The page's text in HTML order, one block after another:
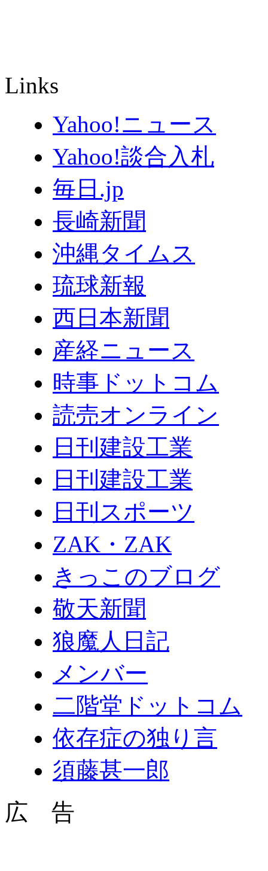
Links
Yahoo!ニュース
Yahoo!談合入札
毎日.jp
長崎新聞
沖縄タイムス
琉球新報
西日本新聞
産経ニュース
時事ドットコム
読売オンライン
日刊建設工業
日刊建設工業
日刊スポーツ
ZAK・ZAK
きっこのブログ
敬天新聞
狼魔人日記
メンバー
二階堂ドットコム
依存症の独り言
須藤甚一郎
広 告